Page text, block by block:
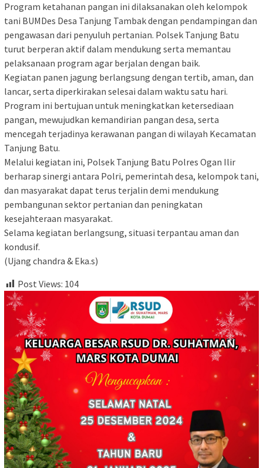
‎Program ketahanan pangan ini dilaksanakan oleh kelompok
tani BUMDes Desa Tanjung Tambak dengan pendampingan dan
pengawasan dari penyuluh pertanian. Polsek Tanjung Batu
turut berperan aktif dalam mendukung serta memantau
pelaksanaan program agar berjalan dengan baik.
‎Kegiatan panen jagung berlangsung dengan tertib, aman, dan
lancar, serta diperkirakan selesai dalam waktu satu hari.
Program ini bertujuan untuk meningkatkan ketersediaan
pangan, mewujudkan kemandirian pangan desa, serta
mencegah terjadinya kerawanan pangan di wilayah Kecamatan
Tanjung Batu.
‎Melalui kegiatan ini, Polsek Tanjung Batu Polres Ogan Ilir
berharap sinergi antara Polri, pemerintah desa, kelompok tani,
dan masyarakat dapat terus terjalin demi mendukung
pembangunan sektor pertanian dan peningkatan
kesejahteraan masyarakat.
‎Selama kegiatan berlangsung, situasi terpantau aman dan
kondusif.
‎(Ujang chandra & Eka.s)
Post Views: 104